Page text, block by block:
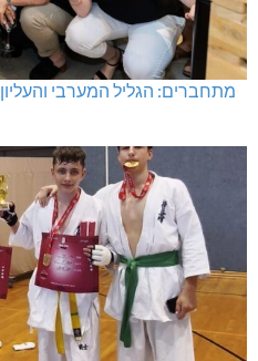
מתחברים: הגליל המערבי והעליון